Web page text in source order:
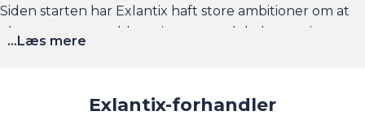
Siden starten har Exlantix haft store ambitioner om at
eksportere og etablere sig som et globalt premium-
Exlantix giver7 års garanti på alle deres biler (eller
...Læs mere
Exlantix-forhandler